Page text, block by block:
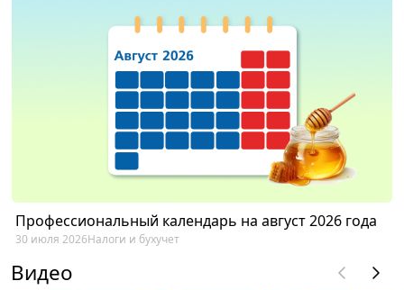
Профессиональный календарь на август 2026 года
30 июля 2026Налоги и бухучет
Видео